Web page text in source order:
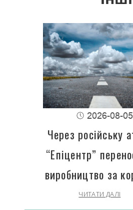
2026-08-05
Через російську
“Епіцентр”
виробництво за
ЧИТАТИ ДАЛІ